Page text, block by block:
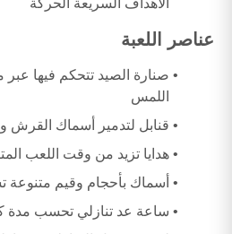
عناصر اللعبة
صنارة الصيد تتحكم فيها عبر
اللمس
قنابل لتدمير أسماك القرش
هدايا تزيد من وقت اللعب
أسماك بأحجام وقيم متنوعة
ساعة عد تنازلي تحسب